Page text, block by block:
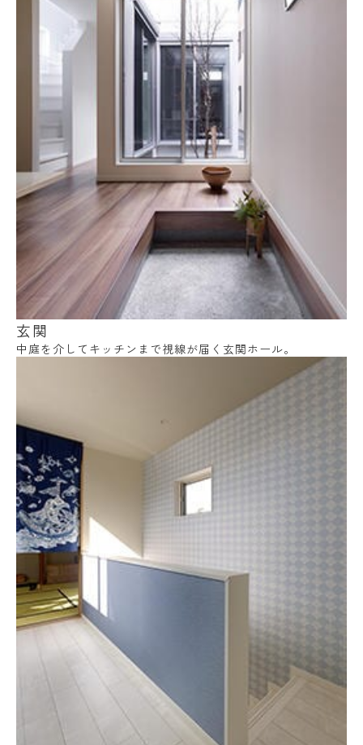
玄関
中庭を介してキッチンまで視線が届く玄関ホール。